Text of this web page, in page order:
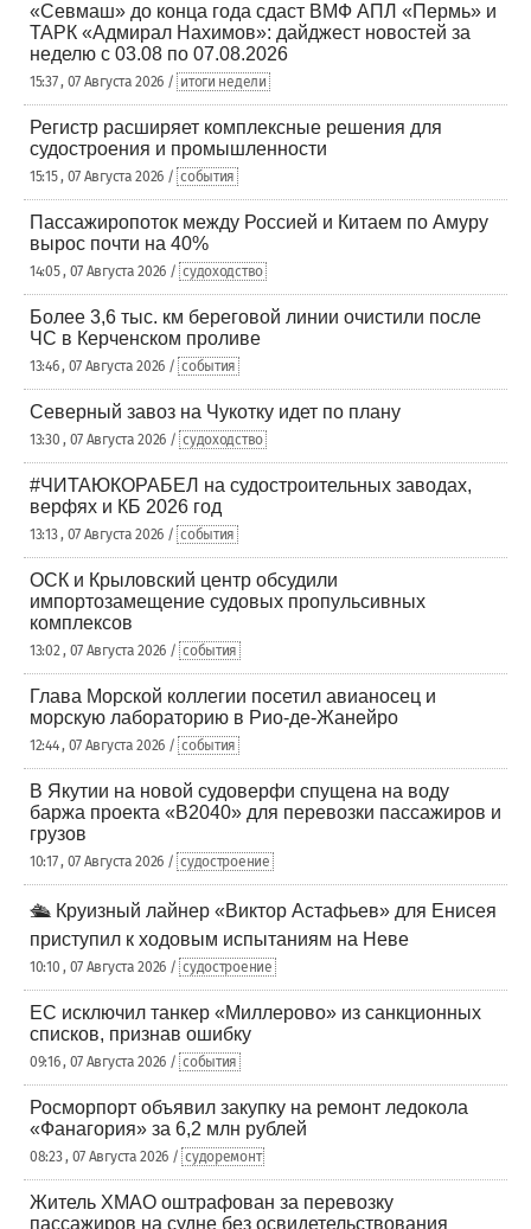
«Севмаш» до конца года сдаст ВМФ АПЛ «Пермь» и
ТАРК «Адмирал Нахимов»: дайджест новостей за
неделю с 03.08 по 07.08.2026
15:37 , 07 Августа 2026 / итоги недели
Регистр расширяет комплексные решения для
судостроения и промышленности
15:15 , 07 Августа 2026 / события
Пассажиропоток между Россией и Китаем по Амуру
вырос почти на 40%
14:05 , 07 Августа 2026 / судоходство
Более 3,6 тыс. км береговой линии очистили после
ЧС в Керченском проливе
13:46 , 07 Августа 2026 / события
Северный завоз на Чукотку идет по плану
13:30 , 07 Августа 2026 / судоходство
#ЧИТАЮКОРАБЕЛ на судостроительных заводах,
верфях и КБ 2026 год
13:13 , 07 Августа 2026 / события
ОСК и Крыловский центр обсудили
импортозамещение судовых пропульсивных
комплексов
13:02 , 07 Августа 2026 / события
Глава Морской коллегии посетил авианосец и
морскую лабораторию в Рио-де-Жанейро
12:44 , 07 Августа 2026 / события
В Якутии на новой судоверфи спущена на воду
баржа проекта «В2040» для перевозки пассажиров и
грузов
10:17 , 07 Августа 2026 / судостроение
🛳️ Круизный лайнер «Виктор Астафьев» для Енисея
приступил к ходовым испытаниям на Неве
10:10 , 07 Августа 2026 / судостроение
ЕС исключил танкер «Миллерово» из санкционных
списков, признав ошибку
09:16 , 07 Августа 2026 / события
Росморпорт объявил закупку на ремонт ледокола
«Фанагория» за 6,2 млн рублей
08:23 , 07 Августа 2026 / судоремонт
Житель ХМАО оштрафован за перевозку
пассажиров на судне без освидетельствования